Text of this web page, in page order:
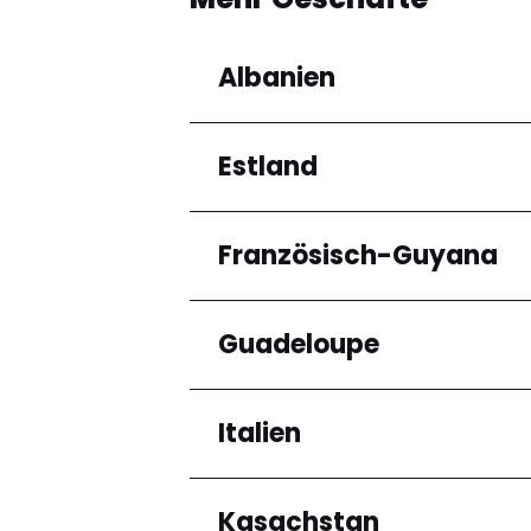
Albanien
Regionen
Qarku i Tiranës
Estland
Regionen
Harju maakond
Französisch-Guyana
Regionen
Arrondissement de
Guadeloupe
Regionen
Grande-Terre
Italien
Regionen
Kasachstan